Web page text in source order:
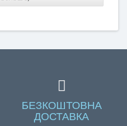
БЕЗКОШТОВНА
ДОСТАВКА